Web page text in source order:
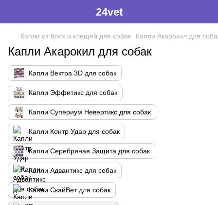
24vet
Капли от блох и клещей для собак Капли Акарокил для
Капли Акарокил для собак
Капли Вектра 3D для собак
Капли Эффитикс для собак
Капли Супериум Невертикс для собак
Капли Контр Удар для собак
Капли Серебряная Защита для собак
Капли Адвантикс для собак
Капли СкайВет для собак